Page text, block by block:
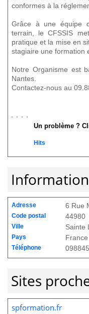
conformes à la
Grâce à une équipe
terrain, le CFSSIS
pratique et la mise en
stagiaire une formation
Notre Organisme est
Nantes.
Contactez-nous au
Un problème ?
Hits
Adresse 6 Rue
Code postal 44980
Ville Sainte
Pays France
Téléphone
Sites
spformation.fr